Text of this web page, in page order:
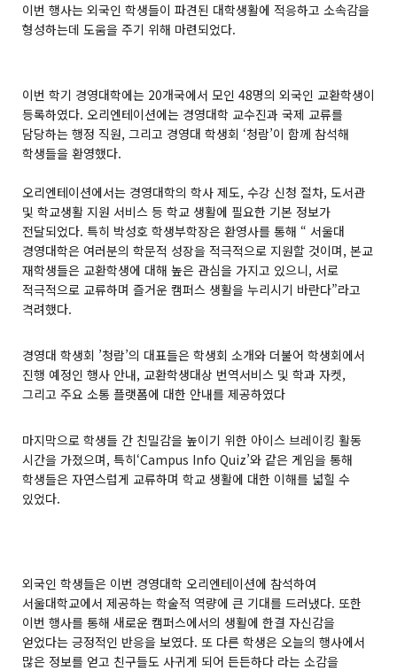
이번 행사는 외국인 학생들이 파견된 대학생활에 적응하고 소속감을
형성하는데 도움을 주기 위해 마련되었다.
이번 학기 경영대학에는 20개국에서 모인 48명의 외국인 교환학생이
등록하였다. 오리엔테이션에는 경영대학 교수진과 국제 교류를
담당하는 행정 직원, 그리고 경영대 학생회 ‘청람’이 함께 참석해
학생들을 환영했다.
오리엔테이션에서는 경영대학의 학사 제도, 수강 신청 절차, 도서관
및 학교생활 지원 서비스 등 학교 생활에 필요한 기본 정보가
전달되었다. 특히 박성호 학생부학장은 환영사를 통해 “ 서울대
경영대학은 여러분의 학문적 성장을 적극적으로 지원할 것이며, 본교
재학생들은 교환학생에 대해 높은 관심을 가지고 있으니, 서로
적극적으로 교류하며 즐거운 캠퍼스 생활을 누리시기 바란다”라고
격려했다.
경영대 학생회 ’청람’의 대표들은 학생회 소개와 더불어 학생회에서
진행 예정인 행사 안내, 교환학생대상 번역서비스 및 학과 자켓,
그리고 주요 소통 플랫폼에 대한 안내를 제공하였다
마지막으로 학생들 간 친밀감을 높이기 위한 아이스 브레이킹 활동
시간을 가졌으며, 특히‘Campus Info Quiz’와 같은 게임을 통해
학생들은 자연스럽게 교류하며 학교 생활에 대한 이해를 넓힐 수
있었다.
외국인 학생들은 이번 경영대학 오리엔테이션에 참석하여
서울대학교에서 제공하는 학술적 역량에 큰 기대를 드러냈다. 또한
이번 행사를 통해 새로운 캠퍼스에서의 생활에 한결 자신감을
얻었다는 긍정적인 반응을 보였다. 또 다른 학생은 오늘의 행사에서
많은 정보를 얻고 친구들도 사귀게 되어 든든하다 라는 소감을